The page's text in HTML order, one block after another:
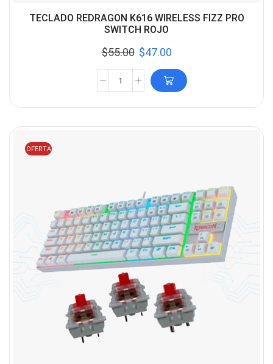
TECLADO REDRAGON K616 WIRELESS FIZZ PRO
SWITCH ROJO
$55.00 $47.00
OFERTA